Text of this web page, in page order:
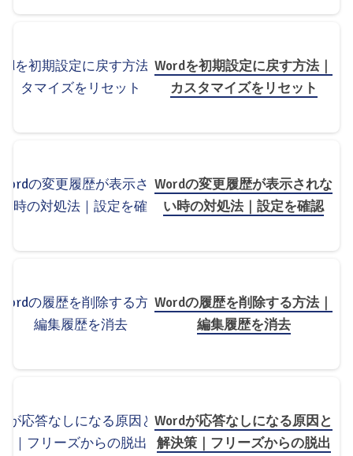
Wordを初期設定に戻す方法｜
カスタマイズをリセット
Wordの変更履歴が表示されな
い時の対処法｜設定を確認
Wordの履歴を削除する方法｜
編集履歴を消去
Wordが応答なしになる原因と
解決策｜フリーズからの脱出